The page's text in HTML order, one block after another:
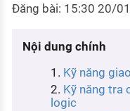
KHÁM PHÁ NGHỀ
Tử vi nghề nghiệp
Kỹ năng nghề nghiệp
HƯỚNG NGHIỆP VIỆC
Đăng bài: 15:30 20/
Nội dung chính
Kỹ năng
Kỹ năng tra
logic